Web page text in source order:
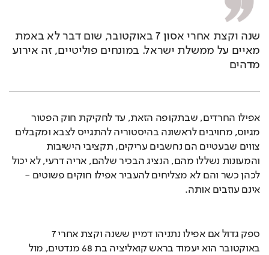
שנה וקצת אחרי אסון 7 באוקטובר, שום דבר לא באמת
מאיים על ממשלת ישראל. במונחים פוליטיים, זה אירוע
מדהים
אפילו החרדים, שבתקופה הזאת, עד לחקיקת חוק הפטור
מגיוס, מחויבים לראשונה בהיסטוריה להתגייס לצבא ומקבלים
צווים שבעטיים הם נחשבים עריקים, תקציבי הישיבות
והמעונות נשללו מהם, הנציג הבכיר שלהם, אריה דרעי, לא יכול
לכהן כשר והם לא מצליחים להעביר אפילו חוקים פשוטים -
אינם עוזבים אותה.
ספק גדול אם אפילו נתניהו דמיין ששנה וקצת אחרי 7
באוקטובר הוא יעמוד בראש קואליציה בת 68 מנדטים, מול